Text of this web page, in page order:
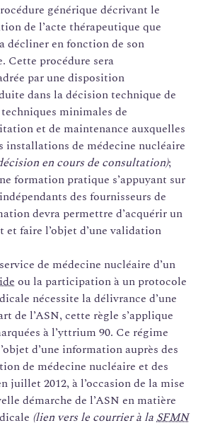
générique décrivant le
de l’acte thérapeutique que
décliner en fonction de son
Cette procédure sera
par une disposition
dans la décision technique de
minimales de
et de maintenance auxquelles
installations de médecine nucléaire
en cours de consultation);
formation pratique s’appuyant sur
des fournisseurs de
devra permettre d’acquérir un
faire l’objet d’une validation
de médecine nucléaire d’un
ou la participation à un protocole
nécessite la délivrance d’une
de l’ASN, cette règle s’applique
à l’yttrium 90. Ce régime
d’une information auprès des
de médecine nucléaire et des
juillet 2012, à l’occasion de la mise
démarche de l’ASN en matière
(lien vers le courrier à laSFMN